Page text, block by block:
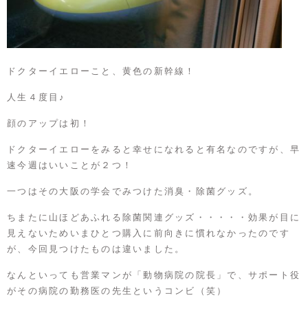
ドクターイエローこと、黄色の新幹線！
人生４度目♪
顔のアップは初！
ドクターイエローをみると幸せになれると有名なのですが、早
速今週はいいことが２つ！
一つはその大阪の学会でみつけた消臭・除菌グッズ。
ちまたに山ほどあふれる除菌関連グッズ・・・・・効果が目に
見えないためいまひとつ購入に前向きに慣れなかったのです
が、今回見つけたものは違いました。
なんといっても営業マンが「動物病院の院長」で、サポート役
がその病院の勤務医の先生というコンビ（笑）